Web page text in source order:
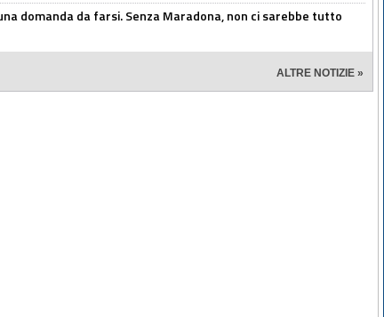
domanda da farsi. Senza Maradona, non ci sarebbe tutto
ALTRE NOTIZIE »